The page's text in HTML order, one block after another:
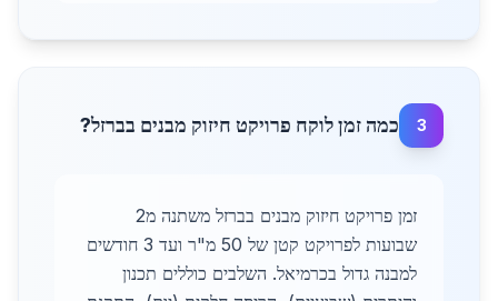
3 כמה זמן לוקח פרויקט חיזוק מבנים בברזל?
זמן פרויקט חיזוק מבנים בברזל משתנה מ2
שבועות לפרויקט קטן של 50 מ"ר ועד 3 חודשים
למבנה גדול בכרמיאל. השלבים כוללים תכנון